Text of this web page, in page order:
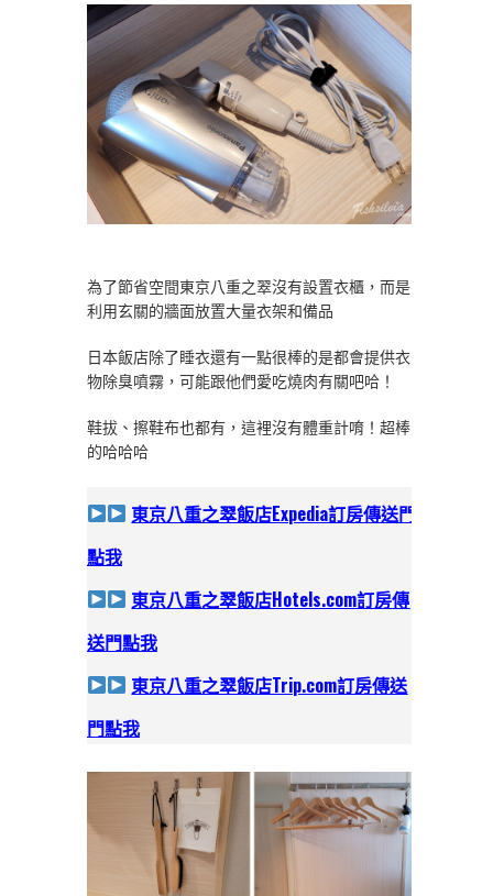
為了節省空間東京八重之翠沒有設置衣櫃，而是
利用玄關的牆面放置大量衣架和備品
日本飯店除了睡衣還有一點很棒的是都會提供衣
物除臭噴霧，可能跟他們愛吃燒肉有關吧哈！
鞋拔、擦鞋布也都有，這裡沒有體重計唷！超棒
的哈哈哈
東京八重之翠飯店Expedia訂房傳送門
點我
東京八重之翠飯店Hotels.com訂房傳
送門點我
東京八重之翠飯店Trip.com訂房傳送
門點我